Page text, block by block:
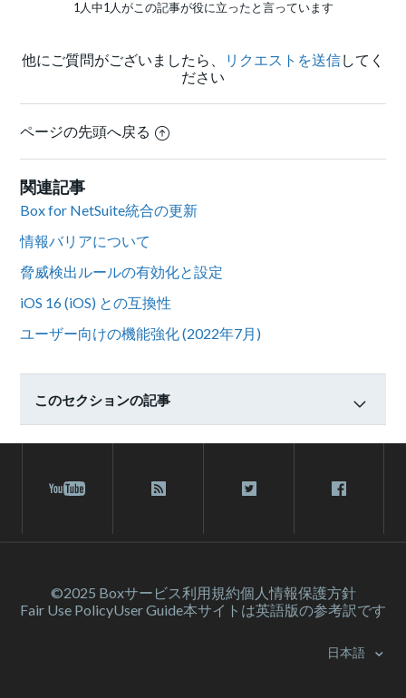
1人中1人がこの記事が役に立ったと言っています
他にご質問がございましたら、 リクエストを送信してく
ださい
ページの先頭へ戻る
関連記事
Box for NetSuite統合の更新
情報バリアについて
脅威検出ルールの有効化と設定
iOS 16 (iOS) との互換性
ユーザー向けの機能強化 (2022年7月)
このセクションの記事
©2025 Boxサービス利⽤規約個人情報保護方針
Fair Use PolicyUser Guide本サイトは英語版の参考訳です
日本語